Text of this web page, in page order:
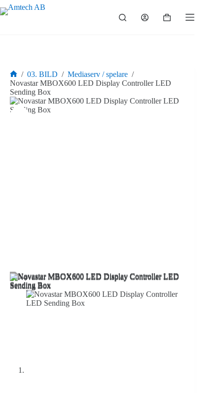
Hoppa
till
Varukorg
Hem
/ 03. BILD / Mediaserv / spelare /
Novastar MBOX600 LED Display Controller LED
Sending Box